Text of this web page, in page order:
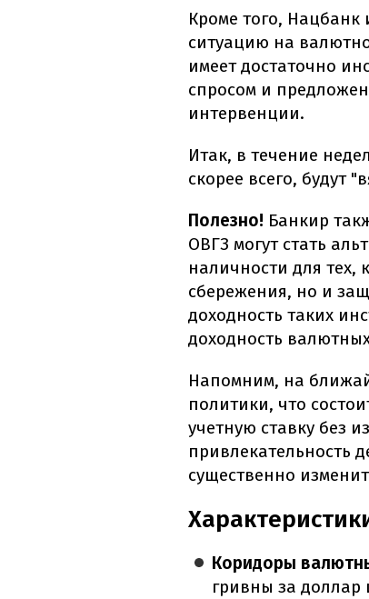
Кроме того, Нацбанк
ситуацию на
имеет достаточно
спросом и
интервенции.
Итак, в течение
скорее всего, будут
Полезно! Банкир
ОВГЗ могут стать
наличности для тех,
сбережения, но и
доходность таких
доходность
Напомним, на
политики, что
учетную ставку без
привлекательность
существенно
Коридоры
гривны за доллар